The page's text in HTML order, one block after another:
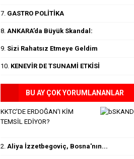
7. GASTRO POLİTİKA
8. ANKARA’da Büyük Skandal:
9. Sizi Rahatsız Etmeye Geldim
10. KENEVİR DE TSUNAMİ ETKİSİ
BU AY ÇOK YORUMLANANLAR
KKTC'DE ERDOĞAN'I KİM
TEMSİL EDİYOR?
2. Aliya İzzetbegoviç, Bosna'nın...